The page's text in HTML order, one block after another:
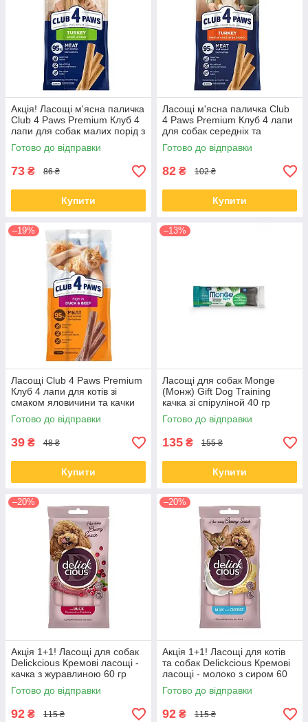
багато з них по достоїнству оцінять ласощі зі смаком
шоколаду. Чудовий аромат і смак продукції пробудить
справжній апетит, що особливо важливо в період відновлення
після хвороби. Якість харчової продукції виробництва Trixie
знаходиться на стабільно високому рівні. Великий
асортимент смаків, у тому числі з шоколадом, м'ясом та
іншими інгредієнтами, допоможе вибрати той, що неодмінно
сподобається улюбленого вихованця!
Акція! Ласощі м'ясна паличка
Club 4 Paws Premium Клуб 4
лапи для собак малих порід з
індичкою 36 гр
Готово до відправки
73 ₴ 86 ₴
Купити
Ласощі м'ясна паличка Club
4 Paws Premium Клуб 4 лапи
для собак середніх та
великих порід з індичкою 60
гр
Готово до відправки
82 ₴ 102 ₴
Купити
–19%
Ласощі Club 4 Paws Premium
Клуб 4 лапи для котів зі
смаком яловичини та качки
15 гр
Готово до відправки
39 ₴ 48 ₴
Купити
–13%
Ласощі для собак Monge
(Монж) Gift Dog Training
качка зі спіруліной 40 гр
Готово до відправки
135 ₴ 155 ₴
Купити
–20%
Акція 1+1! Ласощі для собак
Delickcious Кремові ласощі -
качка з журавлиною 60 гр
Готово до відправки
92 ₴ 115 ₴
–20%
Акція 1+1! Ласощі для котів
та собак Delickcious Кремові
ласощі - молоко з сиром 60
гр
Готово до відправки
92 ₴ 115 ₴